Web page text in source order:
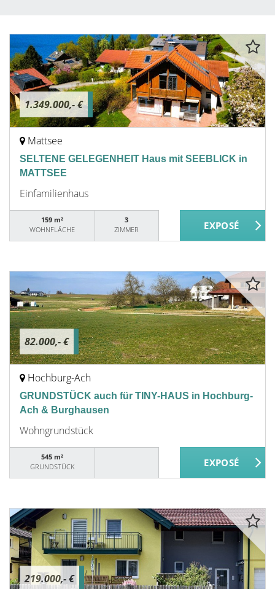
1.349.000,- €
Mattsee
SELTENE GELEGENHEIT Haus mit SEEBLICK in
MATTSEE
Einfamilienhaus
159 m²
WOHNFLÄCHE
3
ZIMMER
82.000,- €
Hochburg-Ach
GRUNDSTÜCK auch für TINY-HAUS in Hochburg-
Ach & Burghausen
Wohngrundstück
545 m²
GRUNDSTÜCK
219.000,- €